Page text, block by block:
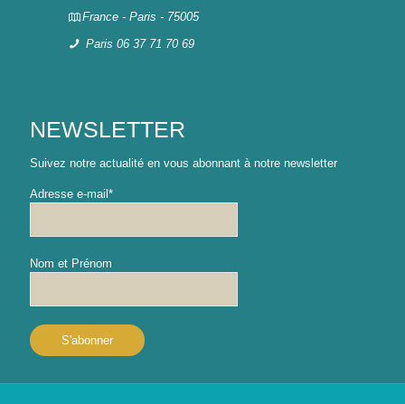
France - Paris - 75005
Paris 06 37 71 70 69
NEWSLETTER
Suivez notre actualité en vous abonnant à notre newsletter
Adresse e-mail*
Nom et Prénom